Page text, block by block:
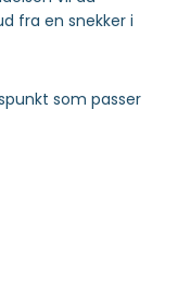
fra en snekker i
som passer